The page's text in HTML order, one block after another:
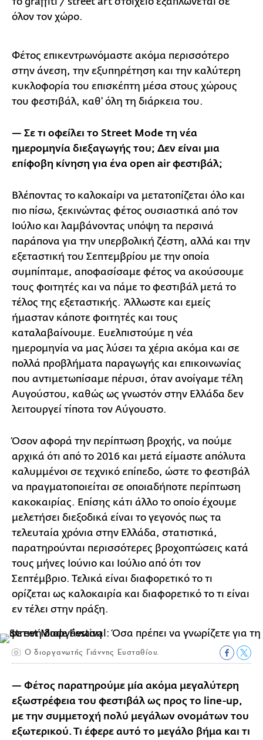
όλον τον χώρο.
Φέτος επικεντρωνόμαστε ακόμα περισσότερο
στην άνεση, την εξυπηρέτηση και την καλύτερη
κυκλοφορία του επισκέπτη μέσα στους χώρους
του φεστιβάλ, καθ' όλη τη διάρκεια του.
— Σε τι οφείλει το Street Mode τη νέα
ημερομηνία διεξαγωγής του; Δεν είναι μια
επίφοβη κίνηση για ένα open air φεστιβάλ;
Βλέποντας το καλοκαίρι να μετατοπίζεται όλο και
πιο πίσω, ξεκινώντας φέτος ουσιαστικά από τον
Ιούλιο και λαμβάνοντας υπόψη τα περσινά
παράπονα για την υπερβολική ζέστη, αλλά και την
εξεταστική του Σεπτεμβρίου με την οποία
συμπίπταμε, αποφασίσαμε φέτος να ακούσουμε
τους φοιτητές και να πάμε το φεστιβάλ μετά το
τέλος της εξεταστικής. Άλλωστε και εμείς
ήμασταν κάποτε φοιτητές και τους
καταλαβαίνουμε. Ευελπιστούμε η νέα
ημερομηνία να μας λύσει τα χέρια ακόμα και σε
πολλά προβλήματα παραγωγής και επικοινωνίας
που αντιμετωπίσαμε πέρυσι, όταν ανοίγαμε τέλη
Αυγούστου, καθώς ως γνωστόν στην Ελλάδα δεν
λειτουργεί τίποτα τον Αύγουστο.
Όσον αφορά την περίπτωση βροχής, να πούμε
αρχικά ότι από το 2016 και μετά είμαστε απόλυτα
καλυμμένοι σε τεχνικό επίπεδο, ώστε το φεστιβάλ
να πραγματοποιείται σε οποιαδήποτε περίπτωση
κακοκαιρίας. Επίσης κάτι άλλο το οποίο έχουμε
μελετήσει διεξοδικά είναι το γεγονός πως τα
τελευταία χρόνια στην Ελλάδα, στατιστικά,
παρατηρούνται περισσότερες βροχοπτώσεις κατά
τους μήνες Ιούνιο και Ιούλιο από ότι τον
Σεπτέμβριο. Τελικά είναι διαφορετικό το τι
ορίζεται ως καλοκαιρία και διαφορετικό το τι είναι
εν τέλει στην πράξη.
O διοργανωτής Γιάννης Ευσταθίου.
— Φέτος παρατηρούμε μία ακόμα μεγαλύτερη
εξωστρέφεια του φεστιβάλ ως προς το line-up,
με την συμμετοχή πολύ μεγάλων ονομάτων του
εξωτερικού. Τι έφερε αυτό το μεγάλο βήμα και τι